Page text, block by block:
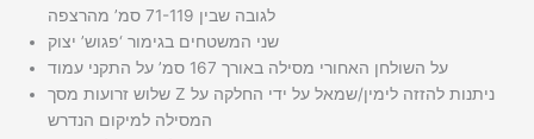
לגובה שבין 71-119 סמ’ מהרצפה
שני המשטחים בגימור ‘פגוש’ יצוק
על השולחן האחורי מסילה באורך 167 סמ’ על התקני עמוד
שלוש זרועות מסך Z ניתנות להזזה לימין/שמאל על ידי החלקה על
המסילה למיקום הנדרש